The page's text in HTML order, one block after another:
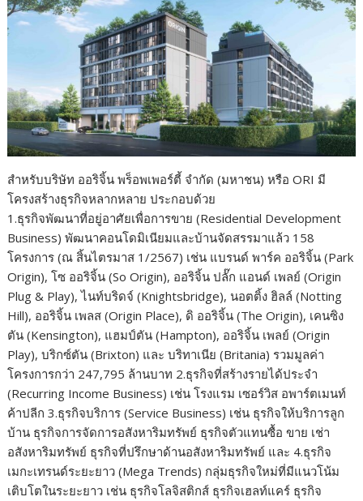
สำหรับบริษัท ออริจิ้น พร็อพเพอร์ตี้ จำกัด (มหาชน) หรือ ORI มี
โครงสร้างธุรกิจหลากหลาย ประกอบด้วย
1.ธุรกิจพัฒนาที่อยู่อาศัยเพื่อการขาย (Residential Development
Business) พัฒนาคอนโดมิเนียมและบ้านจัดสรรมาแล้ว 158
โครงการ (ณ สิ้นไตรมาส 1/2567) เช่น แบรนด์ พาร์ค ออริจิ้น (Park
Origin), โซ ออริจิ้น (So Origin), ออริจิ้น ปลั๊ก แอนด์ เพลย์ (Origin
Plug & Play), ไนท์บริดจ์ (Knightsbridge), นอตติ้ง ฮิลล์ (Notting
Hill), ออริจิ้น เพลส (Origin Place), ดิ ออริจิ้น (The Origin), เคนซิง
ตัน (Kensington), แฮมป์ตัน (Hampton), ออริจิ้น เพลย์ (Origin
Play), บริกซ์ตัน (Brixton) และ บริทาเนีย (Britania) รวมมูลค่า
โครงการกว่า 247,795 ล้านบาท 2.ธุรกิจที่สร้างรายได้ประจำ
(Recurring Income Business) เช่น โรงแรม เซอร์วิส อพาร์ตเมนท์
ค้าปลีก 3.ธุรกิจบริการ (Service Business) เช่น ธุรกิจให้บริการลูก
บ้าน ธุรกิจการจัดการอสังหาริมทรัพย์ ธุรกิจตัวแทนซื้อ ขาย เช่า
อสังหาริมทรัพย์ ธุรกิจที่ปรึกษาด้านอสังหาริมทรัพย์ และ 4.ธุรกิจ
เมกะเทรนด์ระยะยาว (Mega Trends) กลุ่มธุรกิจใหม่ที่มีแนวโน้ม
เติบโตในระยะยาว เช่น ธุรกิจโลจิสติกส์ ธุรกิจเฮลท์แคร์ ธุรกิจ